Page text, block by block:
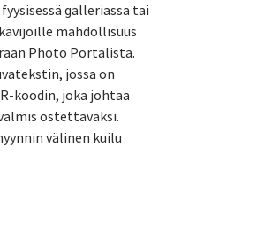
galleriassa tai
mahdollisuus
Photo Portalista.
jossa on
koodin, joka johtaa
ostettavaksi.
välinen kuilu